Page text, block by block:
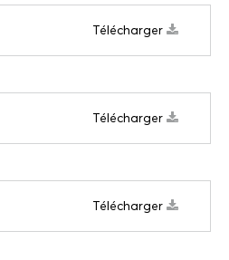
Télécharger
Télécharger
Télécharger